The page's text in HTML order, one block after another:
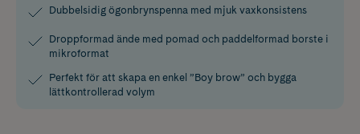
Dubbelsidig ögonbrynspenna med mjuk vaxkonsistens
Droppformad ände med pomad och paddelformad borste i
mikroformat
Perfekt för att skapa en enkel ”Boy brow” och bygga
lättkontrollerad volym